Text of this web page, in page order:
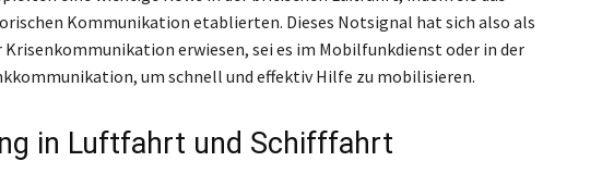
Kommunikation etablierten. Dieses Notsignal hat sich also als
Krisenkommunikation erwiesen, sei es im Mobilfunkdienst oder in der
um schnell und effektiv Hilfe zu mobilisieren.
in Luftfahrt und Schifffahrt